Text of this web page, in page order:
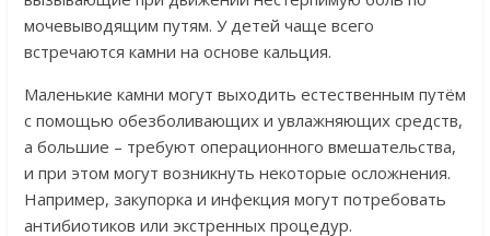
мочевыводящим путям. У детей чаще всего
встречаются камни на основе кальция.
Маленькие камни могут выходить естественным путём
с помощью обезболивающих и увлажняющих средств,
а большие – требуют операционного вмешательства,
и при этом могут возникнуть некоторые осложнения.
Например, закупорка и инфекция могут потребовать
антибиотиков или экстренных процедур.